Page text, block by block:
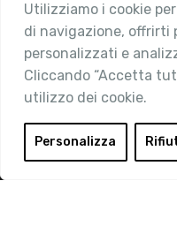
Utilizziamo i cookie
di navigazione, offrirti
personalizzati e
Cliccando “Accetta
utilizzo dei cookie.
Personalizza
Chi siamo
Attività
Contatti
Area Riservata
Login
Diventa Socio